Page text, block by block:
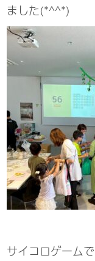
ました(*^^*)
サイコロゲーム